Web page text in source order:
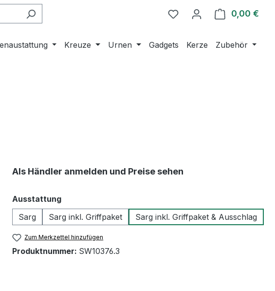
0,00 €
Kreuze Urnen Gadgets Kerze
Zubehör
Als Händler anmelden und Preise sehen
Ausstattungauswählen
Sarg
Sarg inkl. Griffpaket Sarg inkl. Griffpaket & Ausschlag
Zum Merkzettel hinzufügen
Produktnummer: SW10376.3